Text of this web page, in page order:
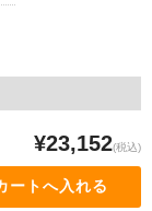
¥23,152(税込)